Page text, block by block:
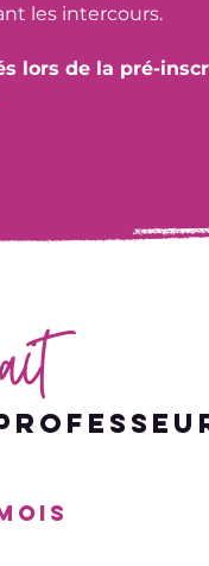
les intercours.
lors de la pré-